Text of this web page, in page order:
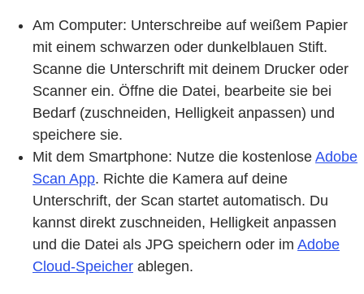
Am Computer: Unterschreibe auf weißem Papier
mit einem schwarzen oder dunkelblauen Stift.
Scanne die Unterschrift mit deinem Drucker oder
Scanner ein. Öffne die Datei, bearbeite sie bei
Bedarf (zuschneiden, Helligkeit anpassen) und
speichere sie.
Mit dem Smartphone: Nutze die kostenlose Adobe
Scan App. Richte die Kamera auf deine
Unterschrift, der Scan startet automatisch. Du
kannst direkt zuschneiden, Helligkeit anpassen
und die Datei als JPG speichern oder im Adobe
Cloud-Speicher ablegen.